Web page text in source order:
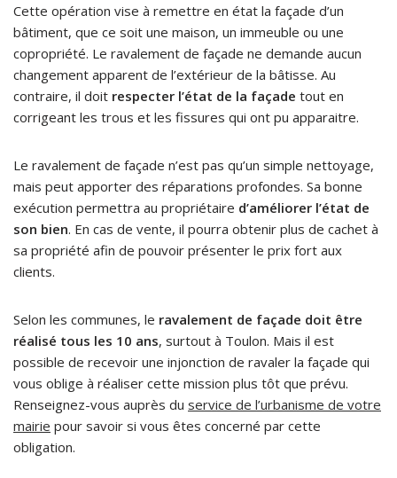
Cette opération vise à remettre en état la façade d’un
bâtiment, que ce soit une maison, un immeuble ou une
copropriété. Le ravalement de façade ne demande aucun
changement apparent de l’extérieur de la bâtisse. Au
contraire, il doit respecter l’état de la façade tout en
corrigeant les trous et les fissures qui ont pu apparaitre.
Le ravalement de façade n’est pas qu’un simple nettoyage,
mais peut apporter des réparations profondes. Sa bonne
exécution permettra au propriétaire d’améliorer l’état de
son bien. En cas de vente, il pourra obtenir plus de cachet à
sa propriété afin de pouvoir présenter le prix fort aux
clients.
Selon les communes, le ravalement de façade doit être
réalisé tous les 10 ans, surtout à Toulon. Mais il est
possible de recevoir une injonction de ravaler la façade qui
vous oblige à réaliser cette mission plus tôt que prévu.
Renseignez-vous auprès du service de l’urbanisme de votre
mairie pour savoir si vous êtes concerné par cette
obligation.